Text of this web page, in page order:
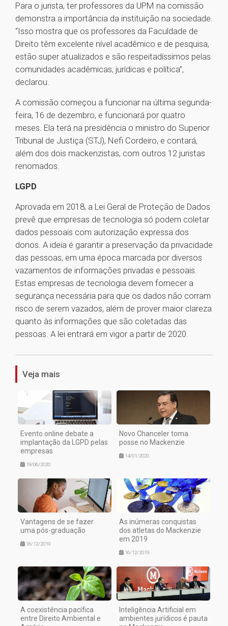
Para o jurista, ter professores da UPM na comissão
demonstra a importância da instituição na sociedade.
“Isso mostra que os professores da Faculdade de
Direito têm excelente nível acadêmico e de pesquisa,
estão super atualizados e são respeitadíssimos pelas
comunidades acadêmicas, jurídicas e política”,
declarou.
A comissão começou a funcionar na última segunda-
feira, 16 de dezembro, e funcionará por quatro
meses. Ela terá na presidência o ministro do Superior
Tribunal de Justiça (STJ), Nefi Cordeiro, e contará,
além dos dois mackenzistas, com outros 12 juristas
renomados.
LGPD
Aprovada em 2018, a Lei Geral de Proteção de Dados
prevê que empresas de tecnologia só podem coletar
dados pessoais com autorização expressa dos
donos. A ideia é garantir a preservação da privacidade
das pessoas, em uma época marcada por diversos
vazamentos de informações privadas e pessoais.
Estas empresas de tecnologia devem fornecer a
segurança necessária para que os dados não corram
risco de serem vazados, além de prover maior clareza
quanto às informações que são coletadas das
pessoas. A lei entrará em vigor a partir de 2020.
1
Veja mais
Evento online debate a
implantação da LGPD pelas
empresas
19/06/2020
Novo Chanceler toma
posse no Mackenzie
14/01/2020
Vantagens de se fazer
uma pós-graduação
16/12/2019
As inúmeras conquistas
dos atletas do Mackenzie
em 2019
16/12/2019
A coexistência pacífica
entre Direito Ambiental e
Inteligência Artificial em
ambientes jurídicos é pauta